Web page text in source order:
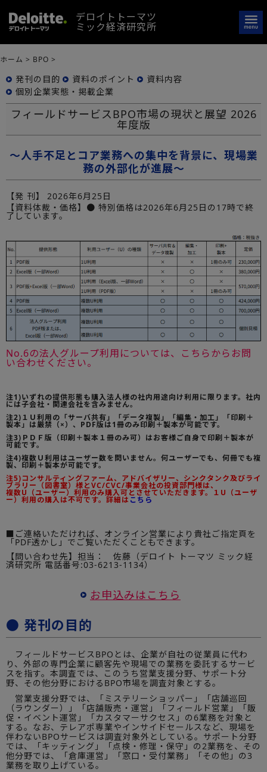
デロイトトーマツ
ミック経済研究所
ホーム > BPO >
発刊の目的 資料のポイント
資料内容
個別企業実態・掲載企業
フィールドサービスBPO市場の現状と展望 2026
年度版
～人手不足とコア業務への集中を背景に、現場業
務の外部化が進展～
【発 刊】
2026年6月25日
【資料体裁・価格】● 特別価格は2026年6月25日の17時で終
了しています。
No.6の法人グループ利用については、こちらからお問
い合わせください。
注1)いずれの提供形態も購入法人様の社内用途向け利用に限ります。社内
には子会社・関連会社を含みません。
注2)１Ｕ利用の「サーバ共有」「データ複製」「編集・加工」「印刷＋
製本」は厳禁（×）、PDF版は1冊のみ印刷＋製本が可能です。
注3)ＰＤＦ版（印刷＋製本１冊のみ可）はお客様ご自身で印刷＋製本が
可能です。
注4)複数Ｕ利用はユーザー数を問いません。何ユーザーでも、何冊でも複
製、印刷＋製本が可能です。
注5)コンサルティングファーム、アドバイザリー、シンクタンク及びライ
ブラリー（図書室）様とVC/CVC/事業会社の投資部門様は、
複数U（ユーザー）利用のみ購入可とさせていただきます。１U（ユーザ
ー）利用の購入は不可です。詳細は こちら
■ご連絡いただければ、オンライン営業により貴社ご指定頁を
「PDF透かし」でご覧いただくこともできます。
【問い合わせ先】担当： 佐藤（デロイト トーマツ ミック経
済研究所 電話番号:03-6213-1134）
お申込みはこちら
● 発刊の目的
フィールドサービスBPOとは、企業が自社の従業員に代わ
り、外部の専門企業に顧客先や現場での業務を委託するサービ
スを指す。本調査では、このうち営業支援分野、サポート分
野、その他分野におけるBPO市場を調査対象とする。
営業支援分野では、「ミステリーショッパー」「店舗巡回
（ラウンダー）」「店舗販売・運営」「フィールド営業」「販
促・イベント運営」「カスタマーサクセス」の6業務を対象と
する。なお、テレアポ専業やインサイドセールスなど、現場を
伴わないBPOサービスは調査対象外としている。サポート分野
では、「キッティング」「点検・修理・保守」の2業務を、その
他分野では、「倉庫運営」「窓口・受付業務」「その他」の3
業務を取り上げている。